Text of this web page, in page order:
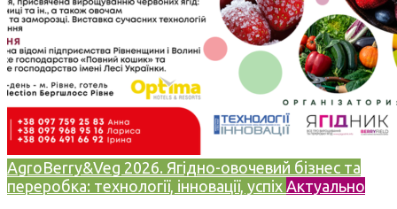
AgroBerry&Veg 2026. Ягідно-овочевий бізнес та
переробка: технології, інновації, успіх Актуально